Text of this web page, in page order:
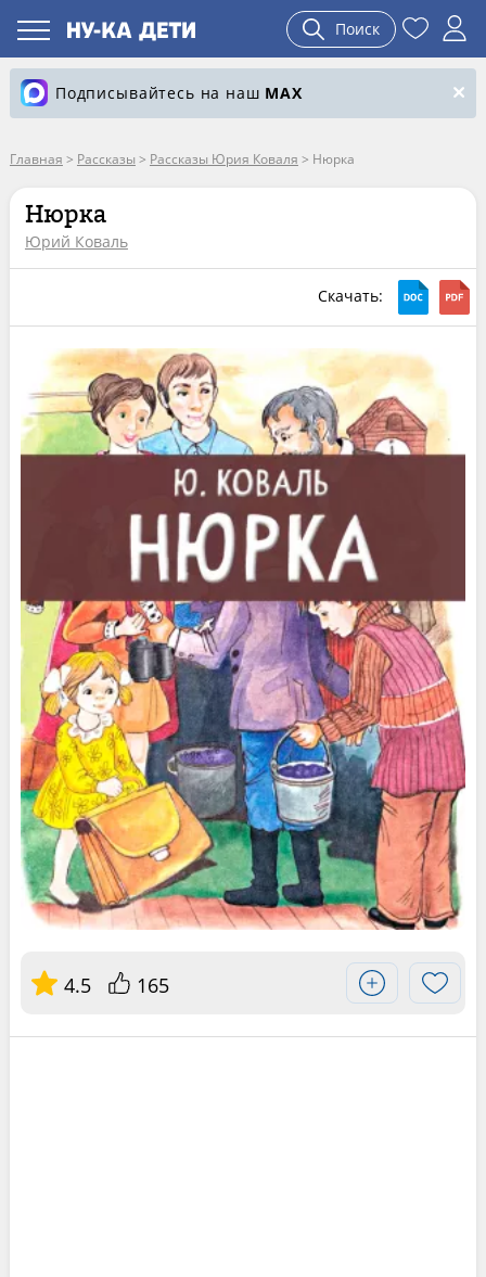
Поиск
Подписывайтесь на наш MAX
Главная > Рассказы > Рассказы Юрия Коваля > Нюрка
Нюрка
Юрий Коваль
Скачать:
4.5 165